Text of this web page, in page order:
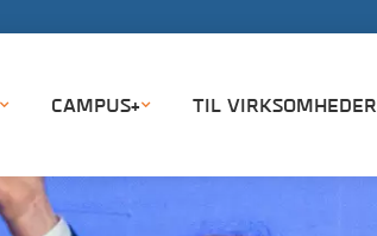
CAMPUS+ TIL VIRKSOMHEDER